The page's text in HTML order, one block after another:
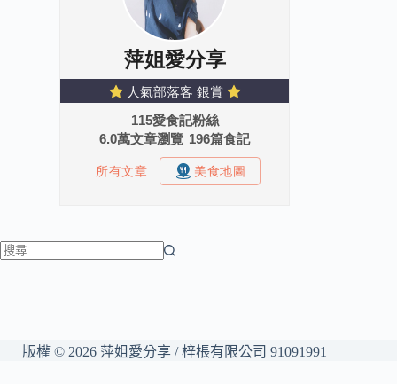
版權 © 2026 萍姐愛分享 / 梓棖有限公司 91091991